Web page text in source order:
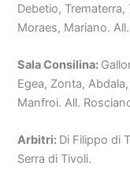
Debetio, Trematerra,
Moraes, Mariano.
Sala Consilina:
Egea, Zonta,
Manfroi. All.
Arbitri: Di Filippo di
Serra di Tivoli.